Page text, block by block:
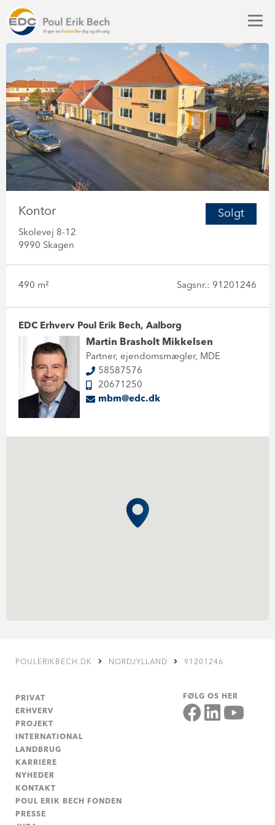
Solgt
Kontor
Skolevej 8-12
9990 Skagen
490 m² Sagsnr.: 91201246
EDC Erhverv Poul Erik Bech, Aalborg
Martin Brasholt Mikkelsen
Partner, ejendomsmægler, MDE
58587576
20671250
mbm@edc.dk
POULERIKBECH.DK NORDJYLLAND 91201246
PRIVAT
ERHVERV
PROJEKT
INTERNATIONAL
LANDBRUG
KARRIERE
NYHEDER
KONTAKT
POUL ERIK BECH FONDEN
PRESSE
FØLG OS HER